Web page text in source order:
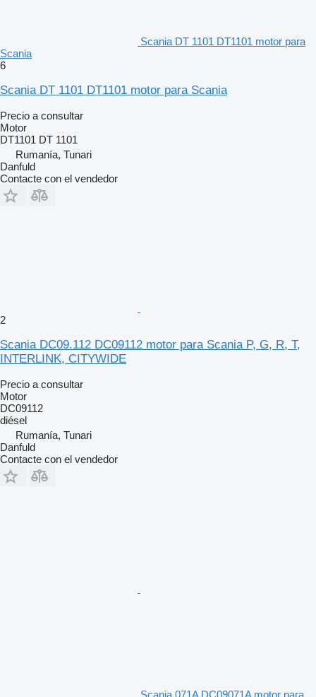
Scania DT 1101 DT1101 motor para
Scania
6
Scania DT 1101 DT1101 motor para Scania
Precio a consultar
Motor
DT1101 DT 1101
Rumanía, Tunari
Danfuld
Contacte con el vendedor
2
Scania DC09.112 DC09112 motor para Scania P, G, R, T,
INTERLINK, CITYWIDE
Precio a consultar
Motor
DC09112
diésel
Rumanía, Tunari
Danfuld
Contacte con el vendedor
Scania 071A DC09071A motor para